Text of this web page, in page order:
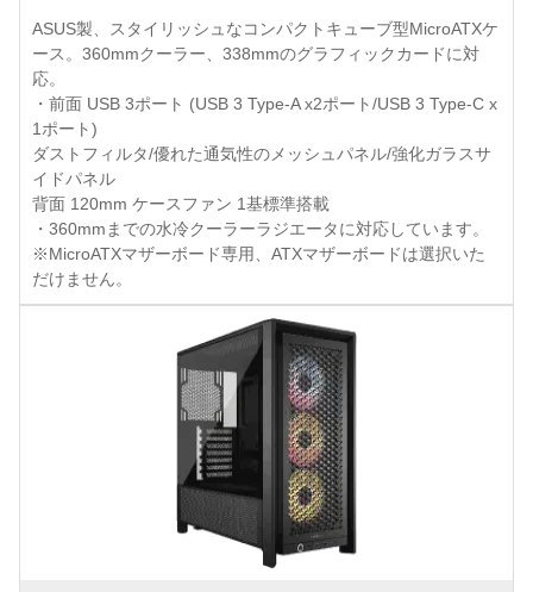
ASUS製、スタイリッシュなコンパクトキューブ型MicroATXケ
ース。360mmクーラー、338mmのグラフィックカードに対
応。
・前面 USB 3ポート (USB 3 Type-A x2ポート/USB 3 Type-C x
1ポート)
ダストフィルタ/優れた通気性のメッシュパネル/強化ガラスサ
イドパネル
背面 120mm ケースファン 1基標準搭載
・360mmまでの水冷クーラーラジエータに対応しています。
※MicroATXマザーボード専用、ATXマザーボードは選択いた
だけません。